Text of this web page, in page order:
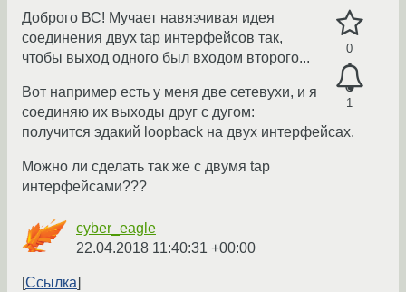
0
1
Доброго ВС! Мучает навязчивая идея
соединения двух tap интерфейсов так,
чтобы выход одного был входом второго...
Вот например есть у меня две сетевухи, и я
соединяю их выходы друг с дугом:
получится эдакий loopback на двух интерфейсах.
Можно ли сделать так же с двумя tap
интерфейсами???
cyber_eagle
22.04.2018 11:40:31 +00:00
Ссылка